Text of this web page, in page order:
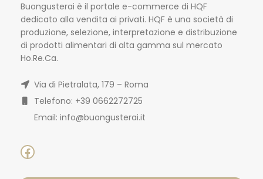
Buongusterai è il portale e-commerce di HQF
dedicato alla vendita ai privati. HQF è una società di
produzione, selezione, interpretazione e distribuzione
di prodotti alimentari di alta gamma sul mercato
Ho.Re.Ca.
Via di Pietralata, 179 – Roma
Telefono: +39 0662272725
Email: info@buongusterai.it